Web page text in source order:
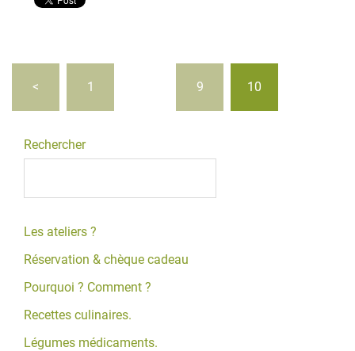
des
publications
< 1 9 10
Rechercher
Les ateliers ?
Réservation & chèque cadeau
Pourquoi ? Comment ?
Recettes culinaires.
Légumes médicaments.